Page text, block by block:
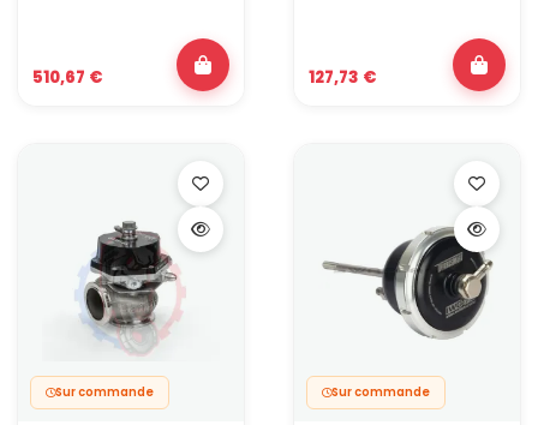
510,67 € 127,73 €
Sur commande Sur commande